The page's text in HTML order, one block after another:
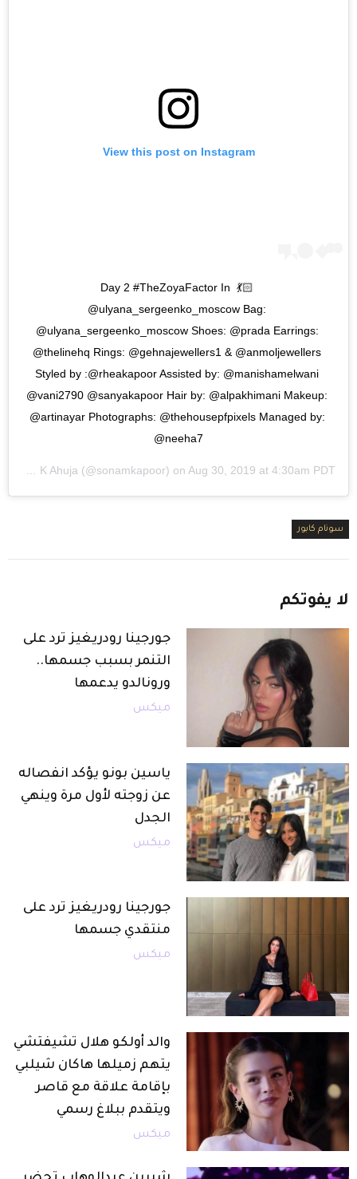
View this post on Instagram
💃🏻 Day 2 #TheZoyaFactor In
@ulyana_sergeenko_moscow Bag:
@ulyana_sergeenko_moscow Shoes: @prada Earrings:
@thelinehq Rings: @gehnajewellers1 & @anmoljewellers
Styled by :@rheakapoor Assisted by: @manishamelwani
@vani2790 @sanyakapoor Hair by: @alpakhimani Makeup:
@artinayar Photographs: @thehousepfpixels Managed by:
@neeha7
Sonam K Ahuja (@sonamkapoor) on Aug 30, 2019 at 4:30am PDT
سونام كابور
لا يفوتكم
جورجينا رودريغيز ترد على
التنمر بسبب جسمها..
ورونالدو يدعمها
ميكس
ياسين بونو يؤكد انفصاله
عن زوجته لأول مرة وينهي
الجدل
ميكس
جورجينا رودريغيز ترد على
منتقدي جسمها
ميكس
والد أولكو هلال تشيفتشي
يتهم زميلها هاكان شيلبي
بإقامة علاقة مع قاصر
ويتقدم ببلاغ رسمي
ميكس